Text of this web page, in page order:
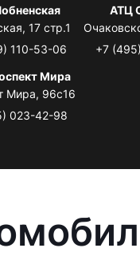
17 стр.1
110-53-06
АТЦ
+7
Мира
Мира, 96с16
023-42-98